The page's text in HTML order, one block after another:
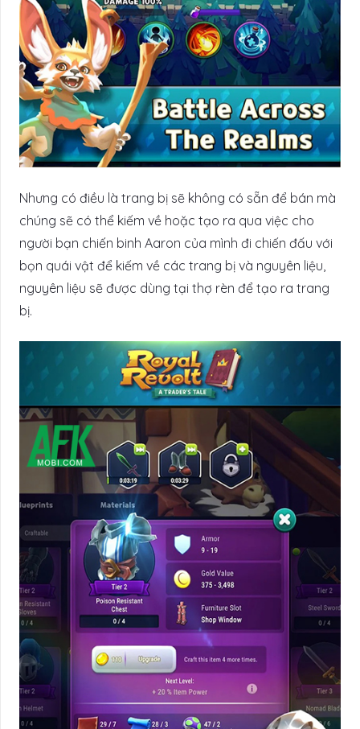
Nhưng có điều là trang bị sẽ không có sẵn để bán mà
chúng sẽ có thể kiếm về hoặc tạo ra qua việc cho
người bạn chiến binh Aaron của mình đi chiến đấu với
bọn quái vật để kiếm về các trang bị và nguyên liệu,
nguyên liệu sẽ được dùng tại thợ rèn để tạo ra trang
bị.